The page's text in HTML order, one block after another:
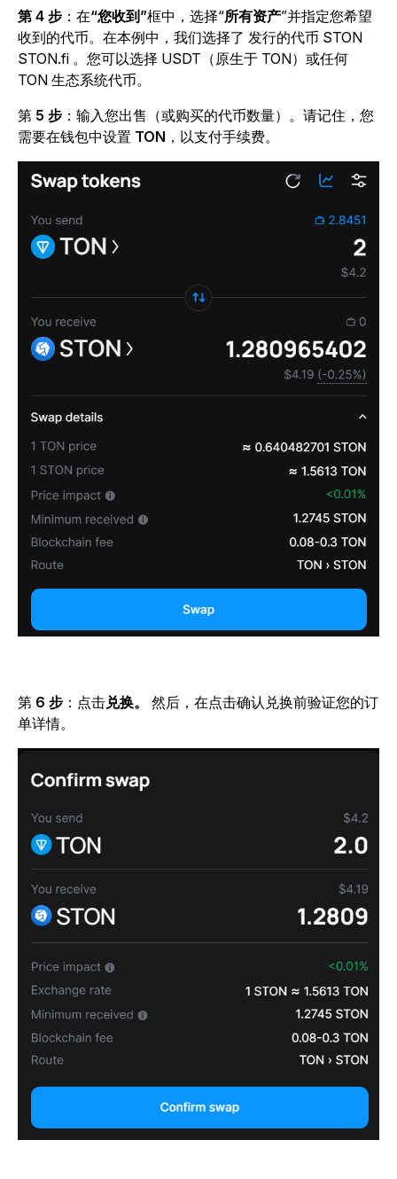
第 4 步 ：在“您收到”框中，选择“所有资产”并指定您希望
收到的代币。在本例中，我们选择了 发行的代币 STON
STON.fi 。您可以选择 USDT（原生于 TON）或任何
TON 生态系统代币。
第 5 步 ：输入您出售（或购买的代币数量）。请记住，您
需要在钱包中设置 TON ，以支付手续费。
第 6 步 ：点击兑换。 然后，在点击确认兑换前验证您的订
单详情。